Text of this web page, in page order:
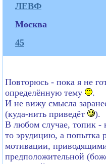
ЛЕВФ
Москва
45
Повторюсь - пока я не
определённую тему
.
И не вижу смысла
(куда-нить приведёт
).
В любом случае, топик -
то эрудицию, а попытка
мотивации,
предположительной